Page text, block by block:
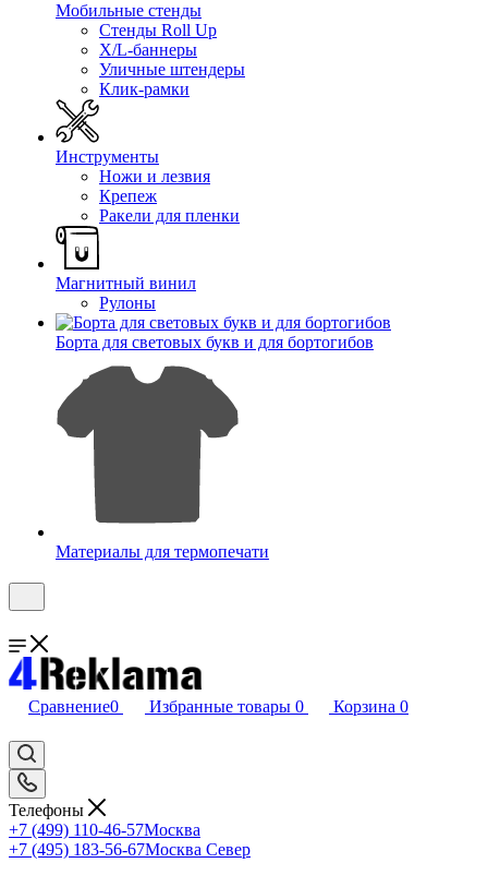
Мобильные стенды
Стенды Roll Up
X/L-баннеры
Уличные штендеры
Клик-рамки
Инструменты
Ножи и лезвия
Крепеж
Ракели для пленки
Магнитный винил
Рулоны
Борта для световых букв и для бортогибов
Материалы для термопечати
Сравнение0 Избранные товары 0 Корзина 0
Телефоны
+7 (499) 110-46-57Москва
+7 (495) 183-56-67Москва Север